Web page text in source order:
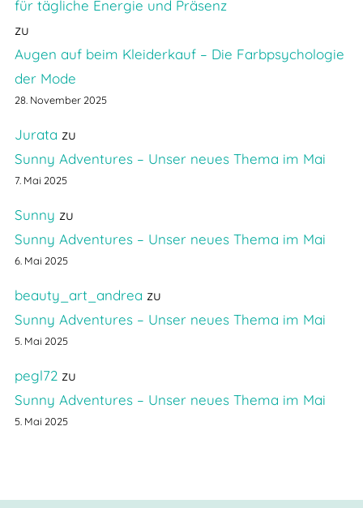
für tägliche Energie und Präsenz
zu
Augen auf beim Kleiderkauf – Die Farbpsychologie
der Mode
28. November 2025
Jurata zu
Sunny Adventures – Unser neues Thema im Mai
7. Mai 2025
Sunny zu
Sunny Adventures – Unser neues Thema im Mai
6. Mai 2025
beauty_art_andrea zu
Sunny Adventures – Unser neues Thema im Mai
5. Mai 2025
pegl72zu
Sunny Adventures – Unser neues Thema im Mai
5. Mai 2025